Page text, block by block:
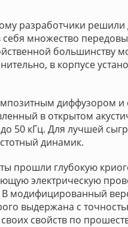
разработчики решили
множество
большинству
в корпусе
диффузором и
в открытом
50 кГц. Для лучшей
динамик.
прошли глубокую
электрическую
В модифицированный
выдержана с
свойств по